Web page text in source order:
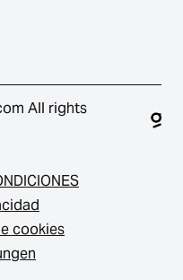
All rights
cookies